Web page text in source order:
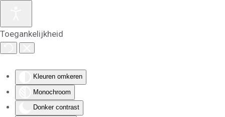
Toegankelijkheid
Kleuren omkeren
Monochroom
Donker contrast
Skip to main content